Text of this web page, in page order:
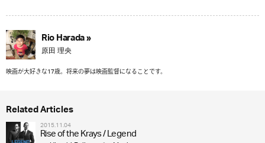
Rio Harada »
原田 理央
映画が大好きな17歳。将来の夢は映画監督になることです。
Related Articles
2015.11.04
Rise of the Krays / Legend